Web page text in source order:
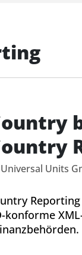
Universal Units
konforme